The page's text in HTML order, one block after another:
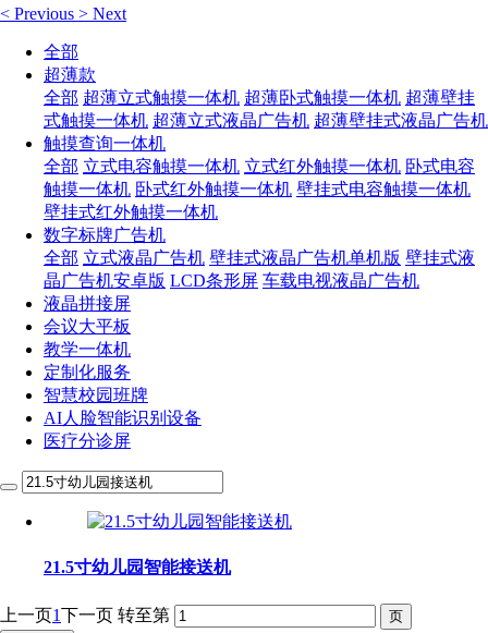
< Previous > Next
全部
超薄款
全部 超薄立式触摸一体机 超薄卧式触摸一体机 超薄壁挂
式触摸一体机 超薄立式液晶广告机 超薄壁挂式液晶广告机
触摸查询一体机
全部 立式电容触摸一体机 立式红外触摸一体机 卧式电容
触摸一体机 卧式红外触摸一体机 壁挂式电容触摸一体机
壁挂式红外触摸一体机
数字标牌广告机
全部 立式液晶广告机 壁挂式液晶广告机单机版 壁挂式液
晶广告机安卓版 LCD条形屏 车载电视液晶广告机
液晶拼接屏
会议大平板
教学一体机
定制化服务
智慧校园班牌
AI人脸智能识别设备
医疗分诊屏
21.5寸幼儿园智能接送机
上一页1下一页 转至第